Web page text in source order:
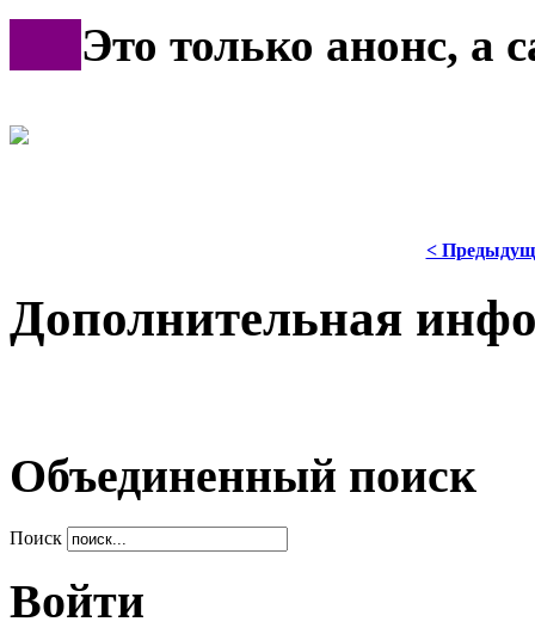
Это только анонс, а
<
Дополнительная
Объединенный поиск
Поиск
Войти